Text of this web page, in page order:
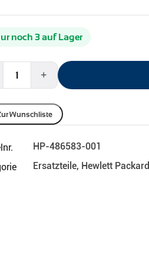
noch 3 auf Lager
+
Wunschliste
HP-486583-001
Ersatzteile, Hewlett Packard